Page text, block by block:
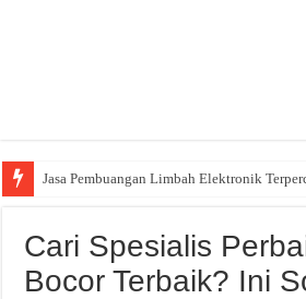
Jasa Pembuangan Limbah Elektronik
Cari Spesialis
Bocor Terbaik? Ini